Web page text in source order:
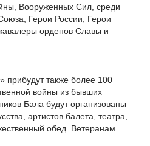
Вооруженных Сил, среди
Герои России, Герои
орденов Славы и
прибудут также более 100
войны из бывших
Бала будут организованы
артистов балета, театра,
обед. Ветеранам